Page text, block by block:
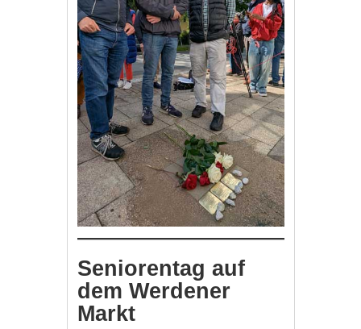
Seniorentag auf
dem Werdener
Markt